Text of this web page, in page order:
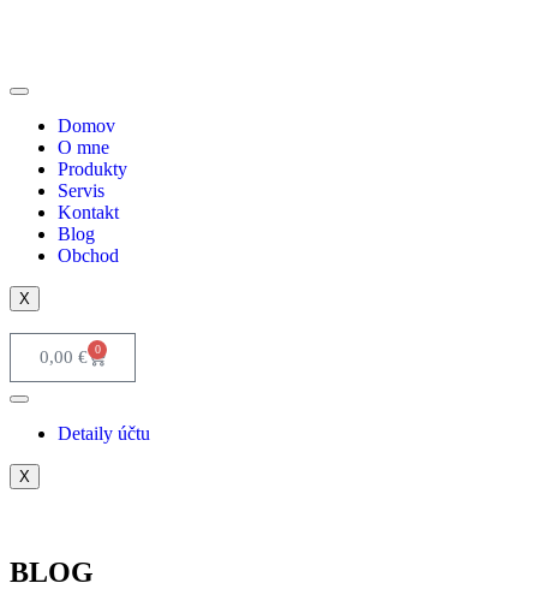
Domov
O mne
Produkty
Servis
Kontakt
Blog
Obchod
X
0,00 € 0
Detaily účtu
X
BLOG